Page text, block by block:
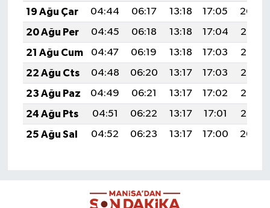
19 Ağu Çar
04:44 06:17 13:18 17:05
20:09
20 Ağu Per
04:45 06:18 13:18 17:04
20:08
21 Ağu Cum
04:47 06:19 13:18 17:03
20:06
22 Ağu Cts
04:48 06:20 13:17 17:03
20:05
23 Ağu Paz
04:49 06:21 13:17 17:02
20:03
24 Ağu Pts
04:51 06:22 13:17 17:01
20:02
25 Ağu Sal
04:52 06:23 13:17 17:00 20:00